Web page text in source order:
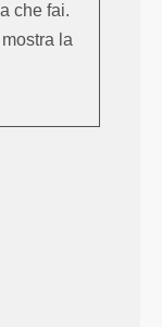
che fai.
la